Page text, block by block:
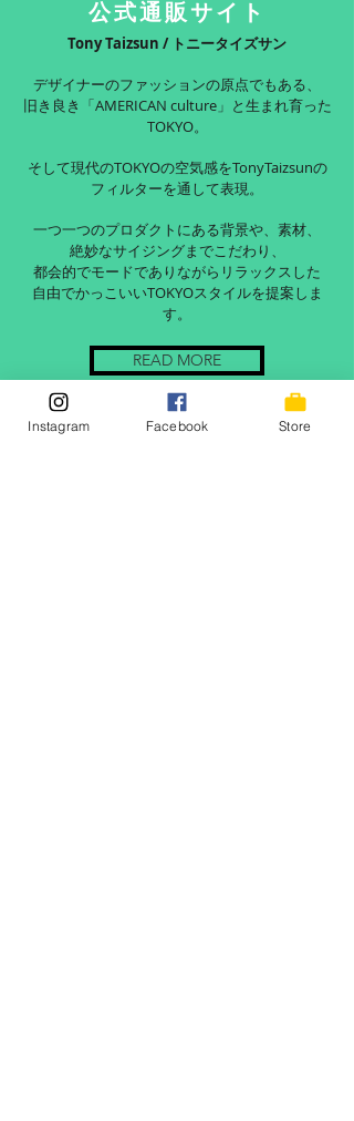
公式通販サイト
Tony Taizsun / トニータイズサン
デザイナーのファッションの原点でもある、
旧き良き「AMERICAN culture」と生まれ育った
TOKYO。
そして現代のTOKYOの空気感をTonyTaizsunの
フィルターを通して表現。
一つ一つのプロダクトにある背景や、素材、
絶妙なサイジングまでこだわり、
都会的でモードでありながらリラックスした
自由でかっこいいTOKYOスタイルを提案しま
す。
READ MORE
Instagram Facebook Store